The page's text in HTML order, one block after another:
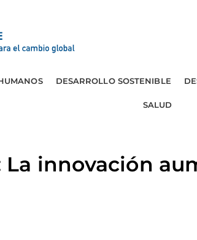
DESARROLLO SOSTENIBLE
SALUD
La innovación